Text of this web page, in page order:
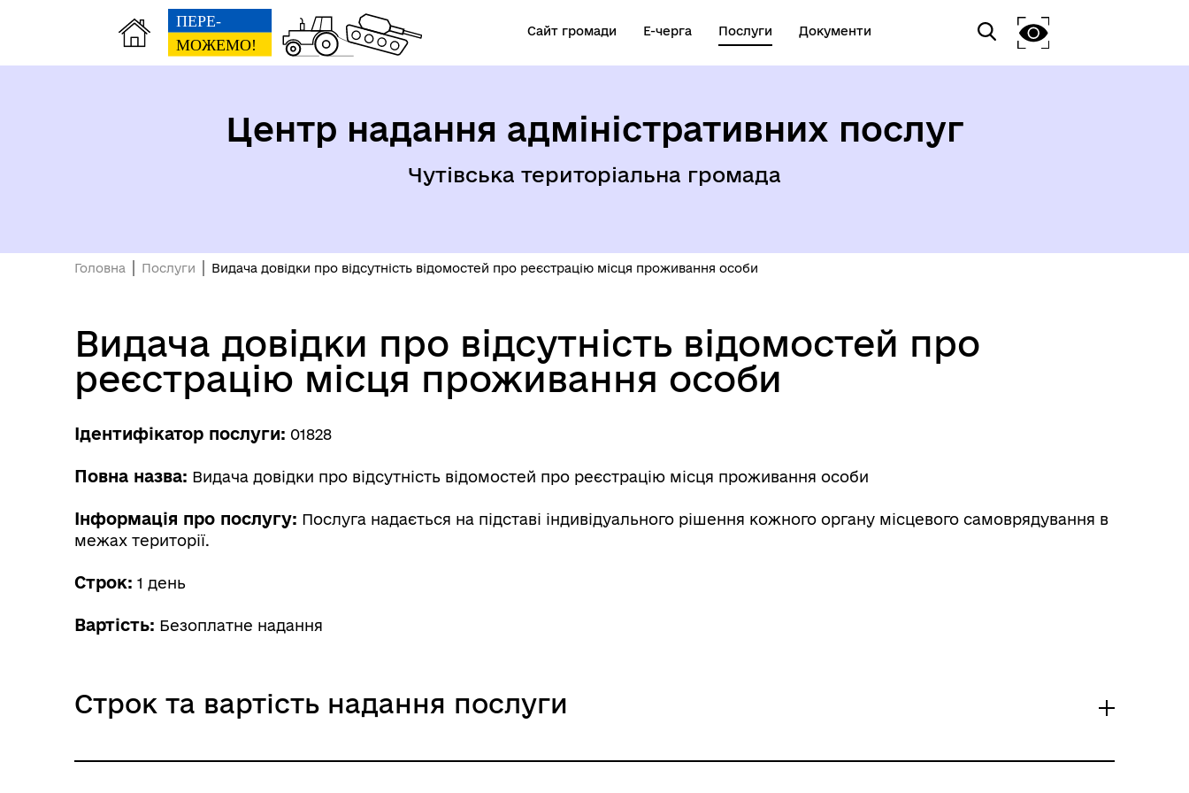
Сайт громади Е-черга Послуги Документи
Центр надання адміністративних послуг
Чутівська територіальна громада
Головна Послуги Видача довідки про відсутність відомостей про реєстрацію місця проживання особи
Видача довідки про відсутність відомостей про
реєстрацію місця проживання особи
Ідентифікатор послуги: 01828
Повна назва: Видача довідки про відсутність відомостей про реєстрацію місця проживання особи
Інформація про послугу: Послуга надається на підставі індивідуального рішення кожного органу місцевого самоврядування в
межах території.
Строк: 1 день
Вартість: Безоплатне надання
Строк та вартість надання послуги